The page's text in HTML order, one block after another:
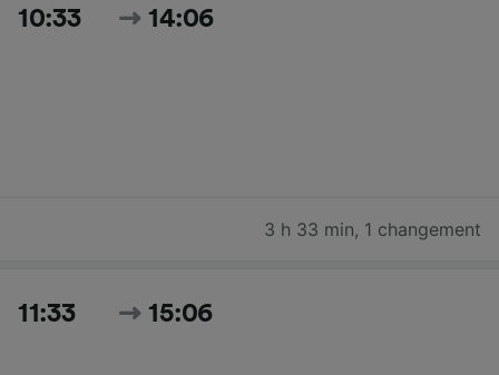
10:33 14:06
3 h 33 min, 1 changement
11:33 15:06